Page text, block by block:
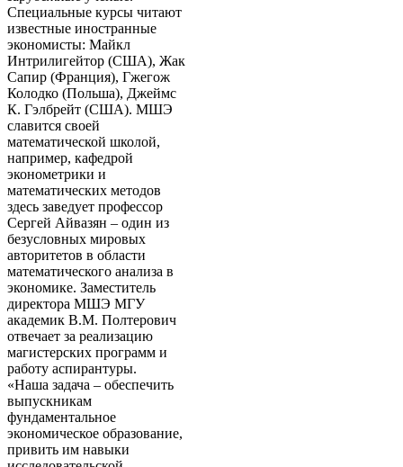
Специальные курсы читают
известные иностранные
экономисты: Майкл
Интрилигейтор (США), Жак
Сапир (Франция), Гжегож
Колодко (Польша), Джеймс
К. Гэлбрейт (США). МШЭ
славится своей
математической школой,
например, кафедрой
эконометрики и
математических методов
здесь заведует профессор
Сергей Айвазян – один из
безусловных мировых
авторитетов в области
математического анализа в
экономике. Заместитель
директора МШЭ МГУ
академик В.М. Полтерович
отвечает за реализацию
магистерских программ и
работу аспирантуры.
«Наша задача – обеспечить
выпускникам
фундаментальное
экономическое образование,
привить им навыки